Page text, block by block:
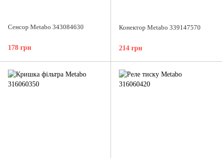
Сенсор Metabo 343084630
178 грн
Конектор Metabo 339147570
214 грн